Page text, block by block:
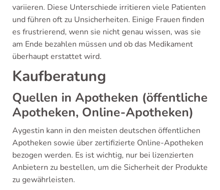
variieren. Diese Unterschiede irritieren viele Patienten
und führen oft zu Unsicherheiten. Einige Frauen finden
es frustrierend, wenn sie nicht genau wissen, was sie
am Ende bezahlen müssen und ob das Medikament
überhaupt erstattet wird.
Kaufberatung
Quellen in Apotheken (öffentliche
Apotheken, Online-Apotheken)
Aygestin kann in den meisten deutschen öffentlichen
Apotheken sowie über zertifizierte Online-Apotheken
bezogen werden. Es ist wichtig, nur bei lizenzierten
Anbietern zu bestellen, um die Sicherheit der Produkte
zu gewährleisten.